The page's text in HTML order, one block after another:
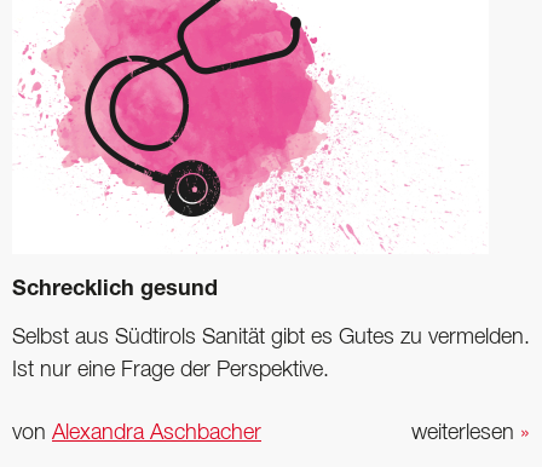
Schrecklich gesund
Selbst aus Südtirols Sanität gibt es Gutes zu vermelden.
Ist nur eine Frage der Perspektive.
weiterlesen »
von Alexandra Aschbacher